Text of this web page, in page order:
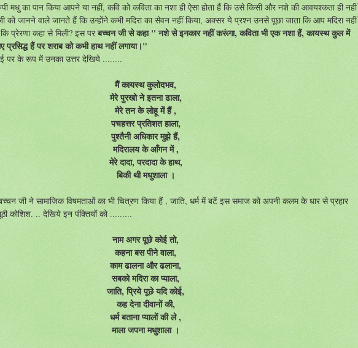
मधु का पान किया आपने या नहीं, कवि को कविता का नशा ही ऐसा होता हैं कि उसे किसी और नशे की आवयश्कता ही नहीं
को जानने वाले जानते हैं कि उन्होंने कभी मदिरा का सेवन नहीं किया, अक्सर ये प्रश्न उनसे पूछा जाता कि आप मदिरा नहीं
प्रेरणा कहा से मिली? इस परबच्चन जी से कहा " नशे से इनकार नहीं करूंगा, कविता भी एक नशा हैं, कायस्थ कुल में
प्रसिद्ध हैं पर शराब को कभी हाथ नहीं लगाया।"
पर के रूप में उनका उत्तर देखिये ........
मैं कायस्थ कुलोदभव,
मेरे पुरखो ने इतना ढाला,
मेरे तन के लोहू में हैं ,
पचहत्तर प्रतिशत हाला,
पुश्तैनी अधिकार मुझे हैं,
मदिरालय के आँगन में ,
मेरे दादा, परदादा के हाथ,
बिकी थी मधुशाला ।
जी ने सामाजिक विषमताओं का भी चित्रण किया हैं , जाति, धर्म में बटें इस समाज को अपनी कलम के धार से प्रहार
कोशिश. .. देखिये इन पंक्तियों को .........
नाम अगर पूछे कोई तो,
कहना बस पीने वाला,
काम ढालना और ढलाना,
सबको मदिरा का प्याला,
जाति, प्रिये पूछे यदि कोई,
कह देना दीवानों की,
धर्म बताना प्यालों की ले ,
माला जपना मधुशाला ।